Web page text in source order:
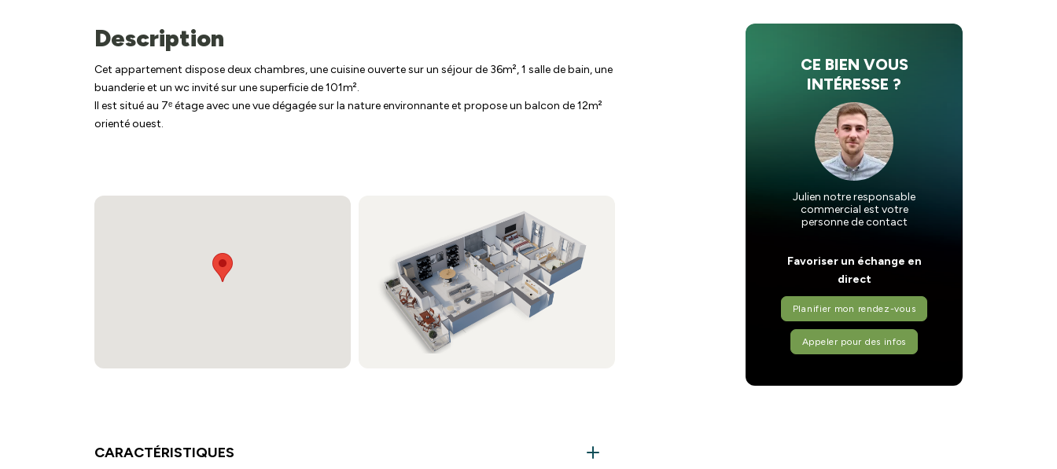
Description
Cet appartement dispose deux chambres, une cuisine ouverte sur un séjour de 36m², 1 salle de bain, une
buanderie et un wc invité sur une superficie de 101m².
Il est situé au 7ᵉ étage avec une vue dégagée sur la nature environnante et propose un balcon de 12m²
orienté ouest.
CARACTÉRISTIQUES
CE BIEN VOUS
INTÉRESSE ?
Julien notre responsable
commercial est votre
personne de contact
Favoriser un échange en
direct
Planifier mon rendez-vous
Appeler pour des infos